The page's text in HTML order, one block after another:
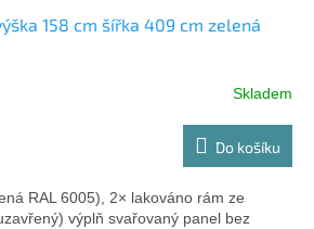
158 cm šířka 409 cm zelená
Skladem
Do košíku
RAL 6005), 2× lakováno rám ze
výplň svařovaný panel bez